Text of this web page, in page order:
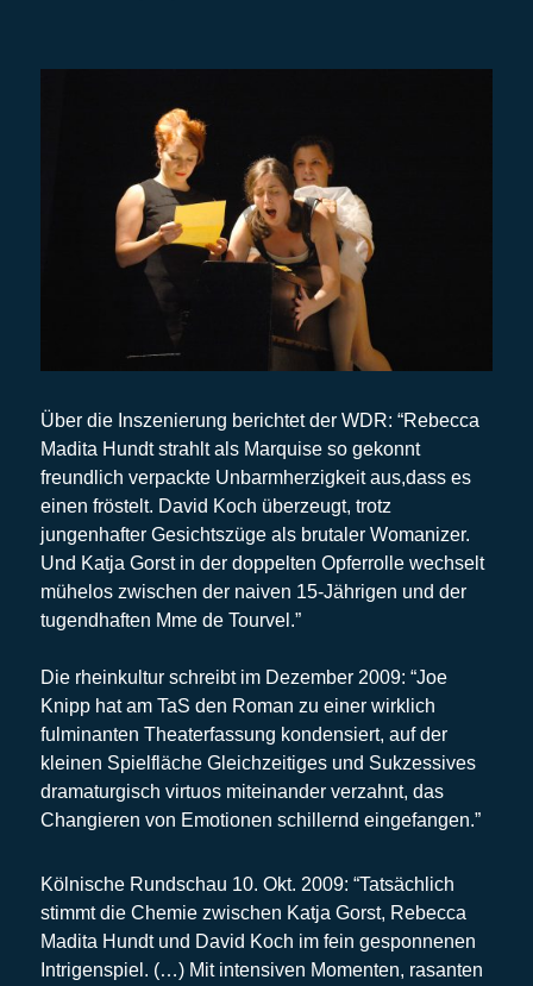
Über die Inszenierung berichtet der WDR: “Rebecca
Madita Hundt strahlt als Marquise so gekonnt
freundlich verpackte Unbarmherzigkeit aus,dass es
einen fröstelt. David Koch überzeugt, trotz
jungenhafter Gesichtszüge als brutaler Womanizer.
Und Katja Gorst in der doppelten Opferrolle wechselt
mühelos zwischen der naiven 15-Jährigen und der
tugendhaften Mme de Tourvel.”
Die rheinkultur schreibt im Dezember 2009: “Joe
Knipp hat am TaS den Roman zu einer wirklich
fulminanten Theaterfassung kondensiert, auf der
kleinen Spielfläche Gleichzeitiges und Sukzessives
dramaturgisch virtuos miteinander verzahnt, das
Changieren von Emotionen schillernd eingefangen.”
Kölnische Rundschau 10. Okt. 2009: “Tatsächlich
stimmt die Chemie zwischen Katja Gorst, Rebecca
Madita Hundt und David Koch im fein gesponnenen
Intrigenspiel. (…) Mit intensiven Momenten, rasanten